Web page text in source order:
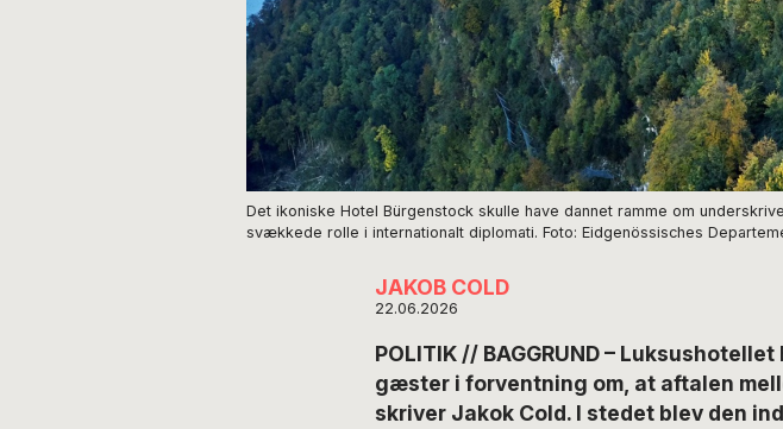
Det ikoniske Hotel Bürgenstock skulle have dannet ramme om
svækkede rolle i internationalt diplomati. Foto: Eidgenössisches
JAKOB COLD
22.06.2026
POLITIK // BAGGRUND –
gæster i forventning om, at aftalen
skriver Jakok Cold. I stedet blev den